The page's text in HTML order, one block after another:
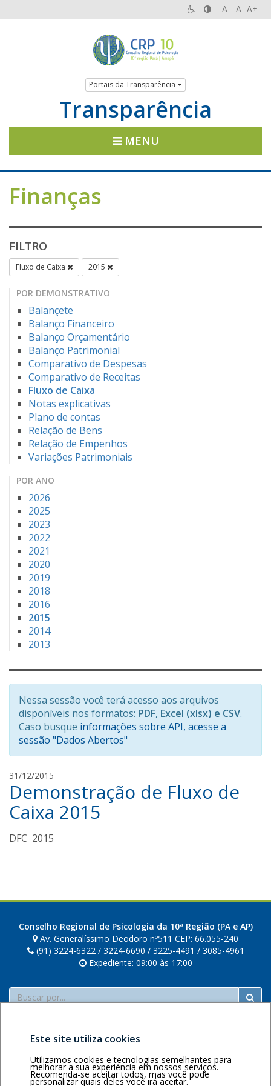
A- A A+
Portais da Transparência
Transparência
MENU
Finanças
FILTRO
Fluxo de Caixa 2015
POR DEMONSTRATIVO
Balançete
Balanço Financeiro
Balanço Orçamentário
Balanço Patrimonial
Comparativo de Despesas
Comparativo de Receitas
Fluxo de Caixa
Notas explicativas
Plano de contas
Relação de Bens
Relação de Empenhos
Variações Patrimoniais
POR ANO
2026
2025
2023
2022
2021
2020
2019
2018
2016
2015
2014
2013
Nessa sessão você terá acesso aos arquivos
disponíveis nos formatos: PDF, Excel (xlsx) e CSV.
Caso busque informações sobre API, acesse a
sessão "Dados Abertos"
31/12/2015
m
a
Demonstração de Fluxo de
Caixa 2015
DFC 2015
Conselho Regional de Psicologia da 10ª Região (PA e AP)
Av. Generalíssimo Deodoro nº511 CEP: 66.055-240
(91) 3224-6322 / 3224-6690 / 3225-4491 / 3085-4961
Expediente: 09:00 às 17:00
Buscar
Área restritaPolítica de Voltar ao topo
Este site utiliza cookies
Utilizamos cookies e tecnologias semelhantes para
melhorar a sua experiência em nossos serviços.
Recomenda-se aceitar todos, mas você pode
personalizar quais deles você irá aceitar.